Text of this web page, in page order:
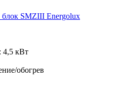
SMZIII Energolux
4,5 кВт
обогрев